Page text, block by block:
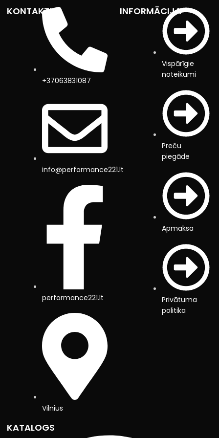
KONTAKTI
+37063831087
info@performance221.lt
performance221.lt
Vilnius
INFORMĀCIJA
Vispārīgie
noteikumi
Preču
piegāde
Apmaksa
Privātuma
politika
KATALOGS